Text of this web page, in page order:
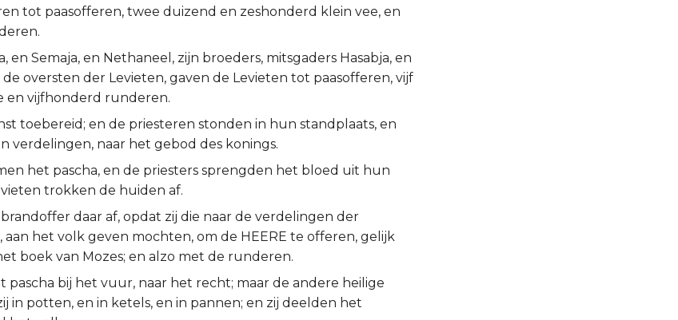
tot paasofferen, twee duizend en zeshonderd klein vee, en
en Semaja, en Nethaneel, zijn broeders, mitsgaders Hasabja, en
de oversten der Levieten, gaven de Levieten tot paasofferen, vijf
en vijfhonderd runderen.
toebereid; en de priesteren stonden in hun standplaats, en
verdelingen, naar het gebod des konings.
het pascha, en de priesters sprengden het bloed uit hun
trokken de huiden af.
daar af, opdat zij die naar de verdelingen der
aan het volk geven mochten, om de HEERE te offeren, gelijk
boek van Mozes; en alzo met de runderen.
pascha bij het vuur, naar het recht; maar de andere heilige
in potten, en in ketels, en in pannen; en zij deelden het